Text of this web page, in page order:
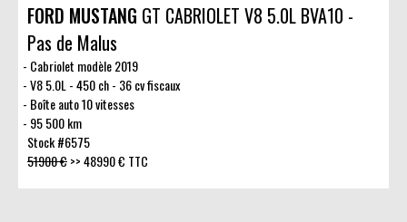
FORD MUSTANG GT CABRIOLET V8 5.0L BVA10 -
Pas de Malus
Cabriolet modèle 2019
V8 5.0L - 450 ch - 36 cv fiscaux
Boîte auto 10 vitesses
95 500 km
Stock #6575
51900 €>>48990 € TTC